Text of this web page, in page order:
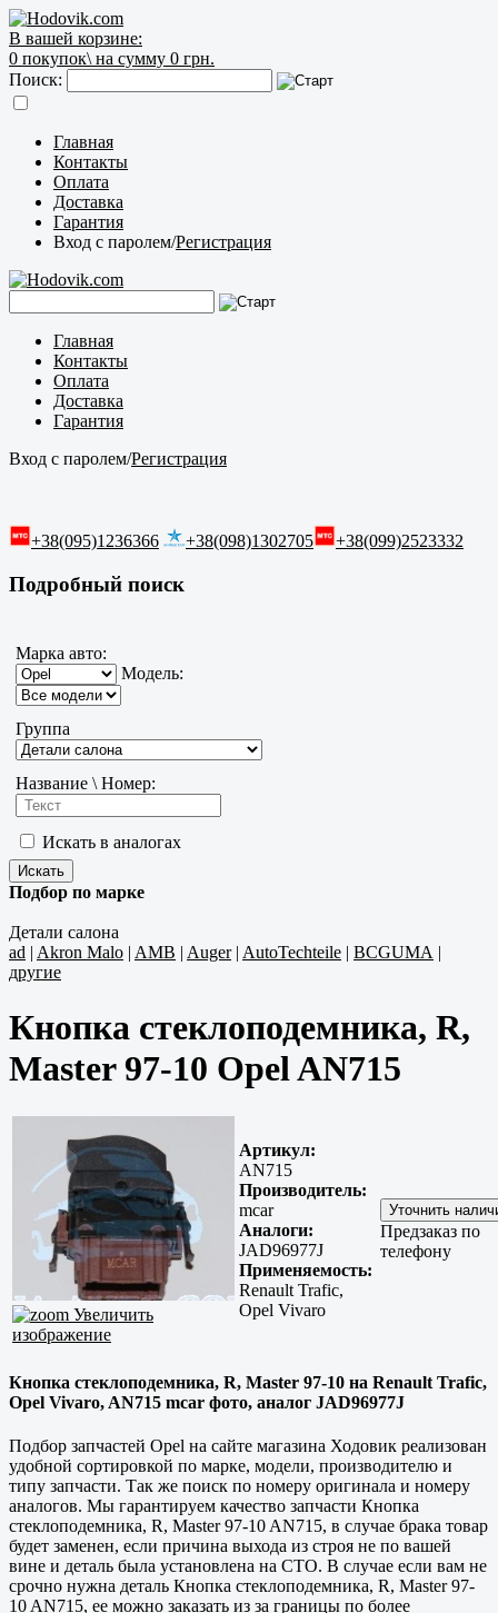
В вашей корзине:
0 покупок\ на сумму 0 грн.
Поиск:
Главная
Контакты
Оплата
Доставка
Гарантия
Вход с паролем/Регистрация
Главная
Контакты
Оплата
Доставка
Гарантия
Вход с паролем/Регистрация
+38(095)1236366 +38(098)1302705 +38(099)2523332
Подробный поиск
Марка авто:
Модель:
Группа
Название \ Номер:
Искать в аналогах
Подбор по марке
Детали салона
ad | Akron Malo | AMB | Auger| AutoTechteile | BCGUMA |
другие
Кнопка стеклоподемника, R,
Master 97-10 Opel AN715
Увеличить
изображение
Артикул:
AN715
Производитель:
mcar
Аналоги:
JAD96977J
Применяемость:
Renault Trafic,
Opel Vivaro
Предзаказ по
телефону
Кнопка стеклоподемника, R, Master 97-10 на Renault Trafic,
Opel Vivaro, AN715 mcar фото, аналог JAD96977J
Подбор запчастей Opel на сайте магазина Ходовик реализован
удобной сортировкой по марке, модели, производителю и
типу запчасти. Так же поиск по номеру оригинала и номеру
аналогов. Мы гарантируем качество запчасти Кнопка
стеклоподемника, R, Master 97-10 AN715, в случае брака товар
будет заменен, если причина выхода из строя не по вашей
вине и деталь была установлена на СТО. В случае если вам не
срочно нужна деталь Кнопка стеклоподемника, R, Master 97-
10 AN715, ее можно заказать из за границы по более